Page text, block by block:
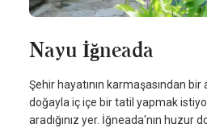
Nayu İğneada
Şehir hayatının karmaşasından bir
doğayla iç içe bir tatil yapmak
aradığınız yer. İğneada'nın huzur